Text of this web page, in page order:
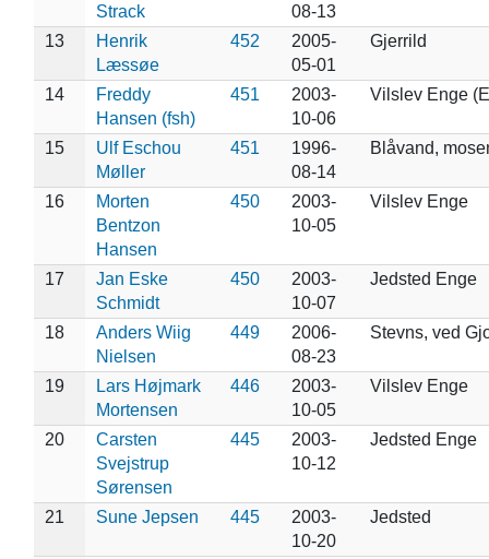
Strack
08-13
13
Henrik
Læssøe
452
2005-
05-01
Gjerrild
14
Freddy
Hansen (fsh)
451
2003-
10-06
Vilslev Enge
15
Ulf Eschou
Møller
451
1996-
08-14
Blåvand,
16
Morten
Bentzon
Hansen
450
2003-
10-05
Vilslev Enge
17
Jan Eske
Schmidt
450
2003-
10-07
Jedsted Enge
18
Anders Wiig
Nielsen
449
2006-
08-23
Stevns, ved
19
Lars Højmark
Mortensen
446
2003-
10-05
Vilslev Enge
20
Carsten
Svejstrup
Sørensen
445
2003-
10-12
Jedsted Enge
21 Sune Jepsen 445
2003-
10-20
Jedsted